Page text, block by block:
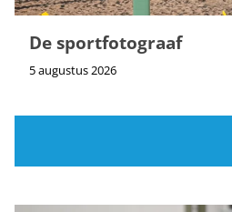
De sportfotograaf
5 augustus 2026